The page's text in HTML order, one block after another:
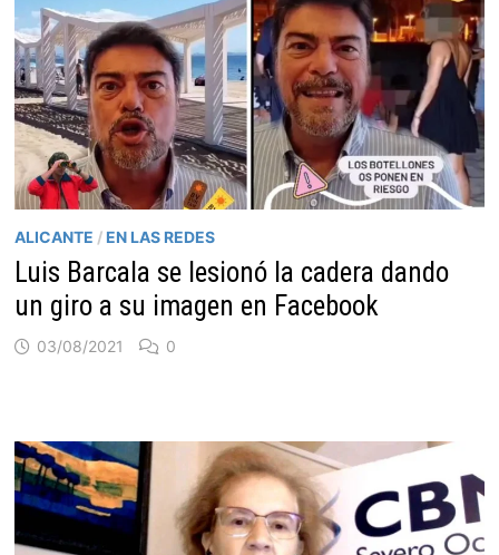
ALICANTE / EN LAS REDES
Luis Barcala se lesionó la cadera dando
un giro a su imagen en Facebook
03/08/2021 0